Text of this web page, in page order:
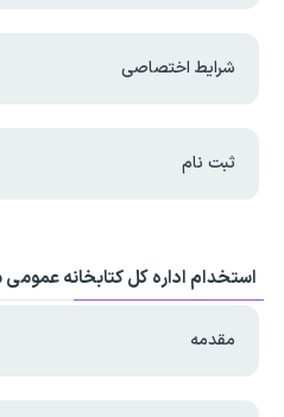
شرایط اختصاصی
ثبت نام
استخدام اداره کل کتابخانه عمومی
مقدمه